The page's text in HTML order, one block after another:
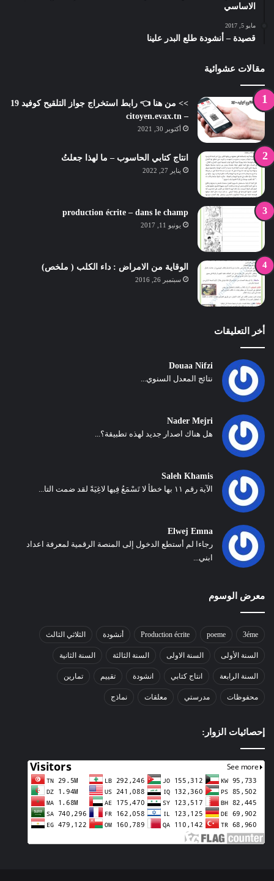
الاساسي
مايو 5, 2017
قصيدة – أنشودة طلع البدر علينا
مقالات عشوائية
>> من هنا 👈 رابط استخراج جواز التلقيح كوفيد 19
– citoyen.evax.tn
أكتوبر 30, 2021
انتاج كتابي الحاسوب – ما لهذا جعلتُ
يناير 27, 2022
production écrite – dans le champ
يونيو 11, 2017
الوقاية من الامراض : داء الكلب ( ملخص)
سبتمبر 26, 2016
أخر التعليقات
Douaa Nifzi
نتائج المعدل السنوي...
Nader Mejri
هل هناك اصدار جديد لهذه تطبيقة؟...
Saleh Khamis
الآية رقم ١١ بها خطأ لا تَسْمَعُ فِيها لاغِيَةً لقد ضمت التا...
Elwej Emna
رجاءا لم أستطع الدخول إلى المنصة الرقمية لمعرفة اعداد
ابني...
معرض الوسوم
3éme
poeme
Production écrite أنشودة الثلاثي الثالث
السنة الأولى السنة الاولى السنة الثالثة السنة الثانية
السنة الرابعة انتاج كتابي انشودة تقييم تمارين
محفوظات مدرستي معلقات نماذج
إحصائيات الزوار: